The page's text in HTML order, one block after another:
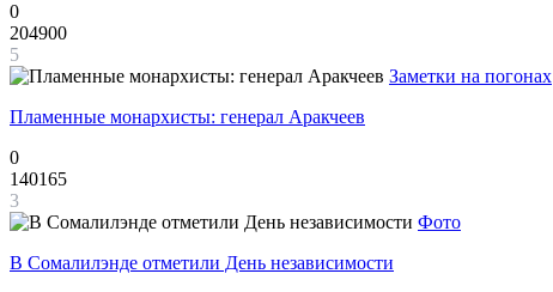
0
204900
5
Заметки на погонах
Пламенные монархисты: генерал Аракчеев
0
140165
3
Фото
В Сомалилэнде отметили День независимости